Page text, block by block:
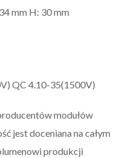
mm H: 30 mm
QC 4.10-35(1500V)
modułów
jest doceniana na całym
produkcji